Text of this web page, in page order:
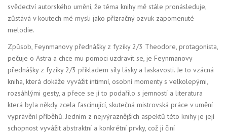
svědectví autorského umění, že téma knihy mě stále pronásleduje,
zůstává v koutech mé mysli jako přízračný ozvuk zapomenuté
melodie.
Způsob, Feynmanovy přednášky z fyziky 2/3 Theodore, protagonista,
pečuje o Astra a chce mu pomoci uzdravit se, je Feynmanovy
přednášky z fyziky 2/3 příkladem síly lásky a laskavosti. Je to vzácná
kniha, která dokáže vyvážit intimní, osobní momenty s velkolepými,
rozsáhlými gesty, a přece se jí to podařilo s jemností a literatura
která byla někdy zcela fascinující, skutečná mistrovská práce v umění
vyprávění příběhů. Jedním z nejvýraznějších aspektů této knihy je její
schopnost vyvážit abstraktní a konkrétní prvky, což ji činí